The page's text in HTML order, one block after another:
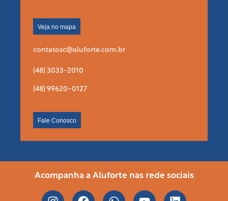
Veja no mapa
contatosc@aluforte.com.br
(48) 3033-2010
(48) 99620-0127
Fale Conosco
Acompanha a Aluforte nas rede sociais